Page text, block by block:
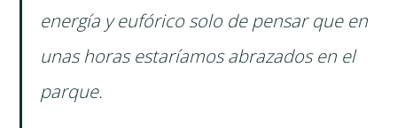
energía y eufórico solo de pensar que en
unas horas estaríamos abrazados en el
parque.